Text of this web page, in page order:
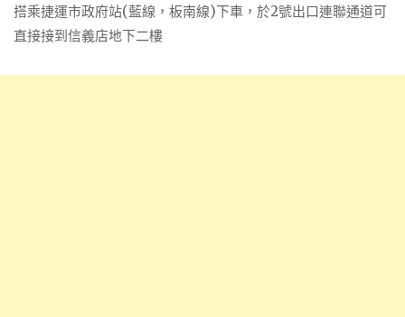
搭乘捷運市政府站(藍線，板南線)下車，於2號出口連聯通道可
直接接到信義店地下二樓